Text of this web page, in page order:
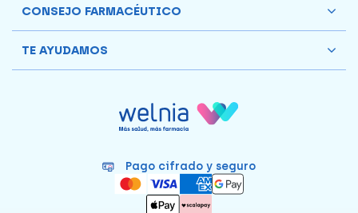
Pago cifrado y seguro
CONSEJO FARMACÉUTICO
TE AYUDAMOS